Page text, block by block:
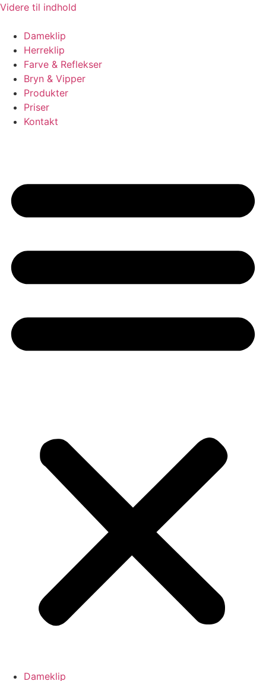
Videre til indhold
Dameklip
Herreklip
Farve & Reflekser
Bryn & Vipper
Produkter
Priser
Kontakt
Dameklip